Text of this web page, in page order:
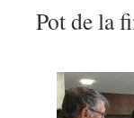
Pot de la